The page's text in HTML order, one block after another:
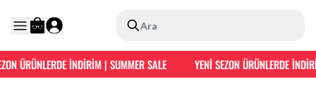
Ara
ÜRÜNLERDE İNDİRİM | SUMMER SALE YENİ SEZON ÜRÜNLERDE